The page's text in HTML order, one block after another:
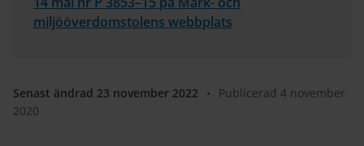
miljööverdomstolens webbplats
Senast ändrad 23 november 2022 •
Publicerad 4 november
2020